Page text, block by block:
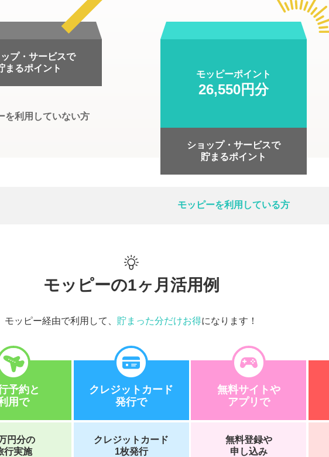
を利用していない方
プ・サービスで
まるポイント
モッピーを利用している方
モッピーポイント
26,550円分
ショップ・サービスで
貯まるポイント
モッピーの1ヶ月活用例
モッピー経由で利用して、 貯まった分だけお得になります！
予約と
用で
円分の
行実施
クレジットカード
発行で
クレジットカード
1枚発行
無料サイトや
アプリで
無料登録や
申し込み